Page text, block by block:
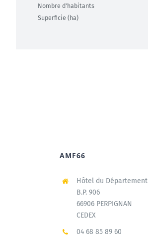
Nombre d'habitants
Superficie (ha)
AMF66
Hôtel du Département
B.P. 906
66906 PERPIGNAN
CEDEX
04 68 85 89 60